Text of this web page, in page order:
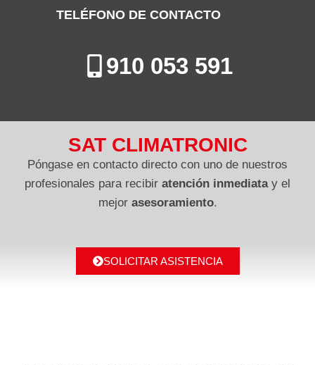
TELÉFONO DE CONTACTO
910 053 591
SAT CLIMATRONIC
Póngase en contacto directo con uno de nuestros
profesionales para recibir atención inmediatay el
mejor asesoramiento.
SOLICITAR ASISTENCIA